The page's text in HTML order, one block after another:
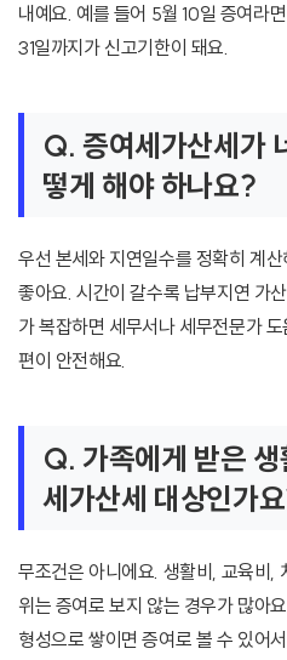
내예요. 예를 들어 5월 10일 증여라
31일까지가 신고기한이 돼요.
Q. 증여세가산세가
떻게 해야 하나요?
우선 본세와 지연일수를 정확히 계
좋아요. 시간이 갈수록 납부지연 가
가 복잡하면 세무서나 세무전문가
편이 안전해요.
Q. 가족에게 받은 생
세가산세 대상인가
무조건은 아니에요. 생활비, 교육비,
위는 증여로 보지 않는 경우가 많아
형성으로 쌓이면 증여로 볼 수 있어